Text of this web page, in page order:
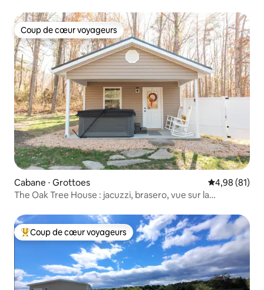
Coup de cœur voyageurs
Coup de cœur voyageurs
Cabane ⋅ Grottoes Évaluation
4,98 (81)
The Oak Tree House : jacuzzi, brasero, vue sur la
Coups de cœur voyageurs les plus appréciés
Coup de cœur voyageurs